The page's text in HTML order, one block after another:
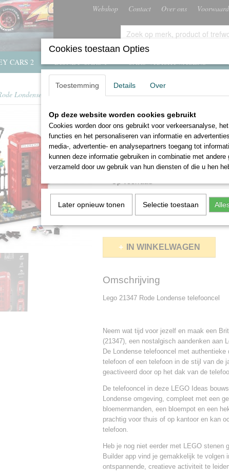
Webshop Contact Over ons
CARS 2 DISNEY CARS 1 CARS VRACHTWAGENS
Londense telefooncel
Lego 21347
telefooncel
€ 129,99 (inclusief btw 21%)
Aantal
IN WINKELWAGEN
Omschrijving
Lego 21347 Rode Londense telefooncel
Neem wat tijd voor jezelf en maak een
(21347), een nostalgisch aandenken aan
De Londense telefooncel met
telefoon of een telefoon in de stijl van de
geactiveerd door op het dak van de
De telefooncel in deze LEGO Ideas
Londense omgeving, compleet met een
bloemenmanden, een bloempot en een
prachtig voor thuis of op kantoor en kan
telefoon.
Heb je nog niet eerder met LEGO stenen
Builder app vind je gemakkelijk te
ontspannende, creatieve activiteit te
Cookies toestaan Opties
Toestemming Details Over
Op deze website worden cookies gebruikt
Cookies worden door ons gebruikt voor verkeersanalyse,
functies en het personaliseren van informatie en
media-, advertentie- en analysepartners toegang tot
kunnen deze informatie gebruiken in combinatie met
verzameld door uw gebruik van hun diensten of die u hen
Later opnieuw tonen Selectie toestaan